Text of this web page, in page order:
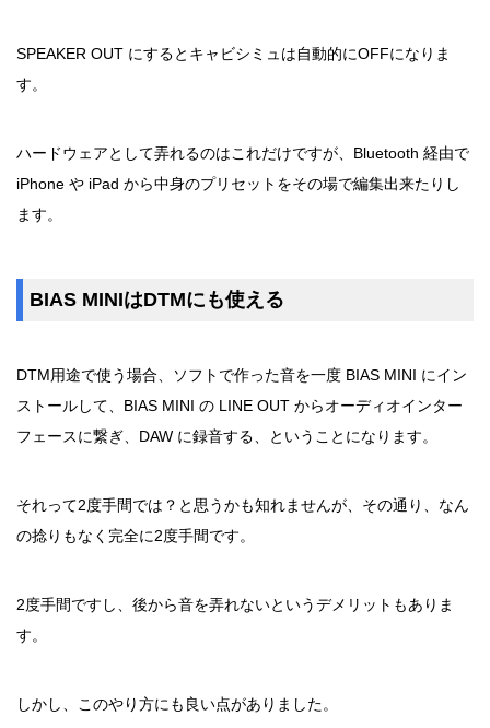
SPEAKER OUT にするとキャビシミュは自動的にOFFになりま
す。
ハードウェアとして弄れるのはこれだけですが、Bluetooth 経由で
iPhone や iPad から中身のプリセットをその場で編集出来たりし
ます。
BIAS MINIはDTMにも使える
DTM用途で使う場合、ソフトで作った音を一度 BIAS MINI にイン
ストールして、BIAS MINI の LINE OUT からオーディオインター
フェースに繋ぎ、DAW に録音する、ということになります。
それって2度手間では？と思うかも知れませんが、その通り、なん
の捻りもなく完全に2度手間です。
2度手間ですし、後から音を弄れないというデメリットもありま
す。
しかし、このやり方にも良い点がありました。